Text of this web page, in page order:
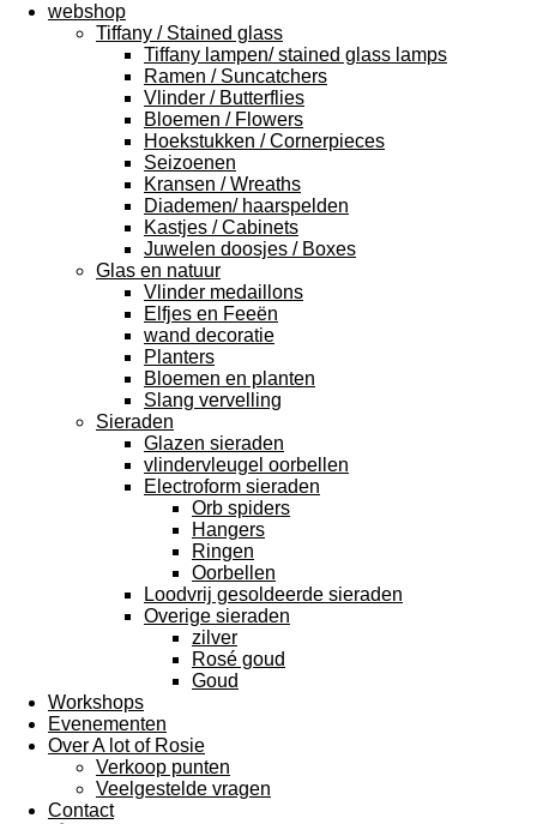
webshop
Tiffany / Stained glass
Tiffany lampen/ stained glass lamps
Ramen / Suncatchers
Vlinder / Butterflies
Bloemen / Flowers
Hoekstukken / Cornerpieces
Seizoenen
Kransen / Wreaths
Diademen/ haarspelden
Kastjes / Cabinets
Juwelen doosjes / Boxes
Glas en natuur
Vlinder medaillons
Elfjes en Feeën
wand decoratie
Planters
Bloemen en planten
Slang vervelling
Sieraden
Glazen sieraden
vlindervleugel oorbellen
Electroform sieraden
Orb spiders
Hangers
Ringen
Oorbellen
Loodvrij gesoldeerde sieraden
Overige sieraden
zilver
Rosé goud
Goud
Workshops
Evenementen
Over A lot of Rosie
Verkoop punten
Veelgestelde vragen
Contact